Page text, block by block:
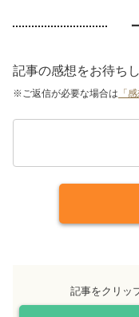
記事の感想をお待ち
※ご返信が必要な場合は 「
記事をクリッ